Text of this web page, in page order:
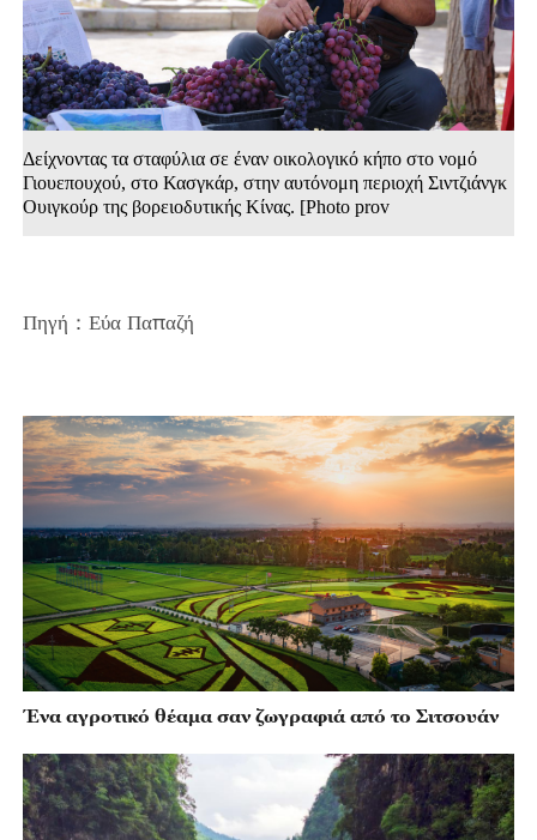
Δείχνοντας τα σταφύλια σε έναν οικολογικό κήπο στο νομό
Γιουεπουχού, στο Κασγκάρ, στην αυτόνομη περιοχή Σιντζιάνγκ
Ουιγκούρ της βορειοδυτικής Κίνας. [Photo prov
Πηγή：Εύα Παπαζή
Ένα αγροτικό θέαμα σαν ζωγραφιά από το Σιτσουάν